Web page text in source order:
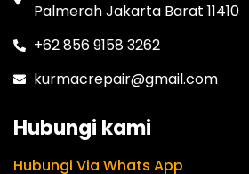
Palmerah Jakarta Barat 11410
+62 856 9158 3262
kurmacrepair@gmail.com
Hubungi kami
Hubungi Via Whats App